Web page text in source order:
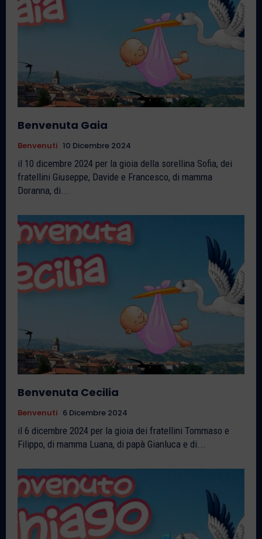
Benvenuta Gaia
Benvenuti 10 Dicembre 2024
il 10 dicembre 2024 per la gioia della sorellina Sofia, dei
fratellini Giuseppe, Davide e Francesco, di mamma
Doranna, di...
Benvenuta Cecilia
Benvenuti 6 Dicembre 2024
il 6 dicembre 2024 per la gioia dei fratellini Tommaso e
Filippo, di mamma Luana, di papà Gianluca e di...